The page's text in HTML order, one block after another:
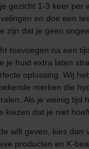
gezicht 1-3 keer per
en doe een
zijn dat je geen
toevoegen na een
je huid extra laten
oplossing. Wij
merken die
Als je weinig tijd
kiezen dat je niet
wilt geven, kies dan
producten en K-